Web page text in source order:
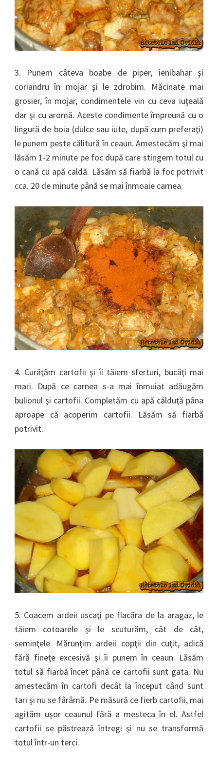
3. Punem câteva boabe de piper, ienibahar şi
coriandru în mojar şi le zdrobim. Măcinate mai
grosier, în mojar, condimentele vin cu ceva iuţeală
dar şi cu aromă. Aceste condimente împreună cu o
lingură de boia (dulce sau iute, după cum preferaţi)
le punem peste călitură în ceaun. Amestecăm şi mai
lăsăm 1-2 minute pe foc după care stingem totul cu
o cană cu apă caldă. Lăsăm să fiarbă la foc potrivit
cca. 20 de minute până se mai înmoaie carnea.
4. Curăţăm cartofii şi îi tăiem sferturi, bucăţi mai
mari. După ce carnea s-a mai înmuiat adăugăm
bulionul şi cartofii. Completăm cu apă călduţă pâna
aproape că acoperim cartofii. Lăsăm să fiarbă
potrivit.
5. Coacem ardeii uscaţi pe flacăra de la aragaz, le
tăiem cotoarele şi le scuturăm, cât de cât,
seminţele. Mărunţim ardeii copţii din cuţit, adică
fără fineţe excesivă şi îi punem în ceaun. Lăsăm
totul să fiarbă încet până ce cartofii sunt gata. Nu
amestecăm în cartofi decât la început când sunt
tari şi nu se fârâmă. Pe măsură ce fierb cartofii, mai
agităm uşor ceaunul fără a mesteca în el. Astfel
cartofii se păstrează întregi şi nu se transformă
totul într-un terci.